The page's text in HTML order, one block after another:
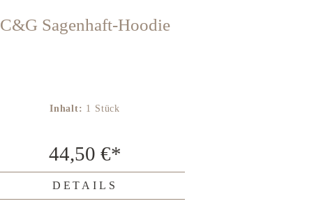
C&G Sagenhaft-Hoodie
Inhalt: 1 Stück
44,50 €*
DETAILS